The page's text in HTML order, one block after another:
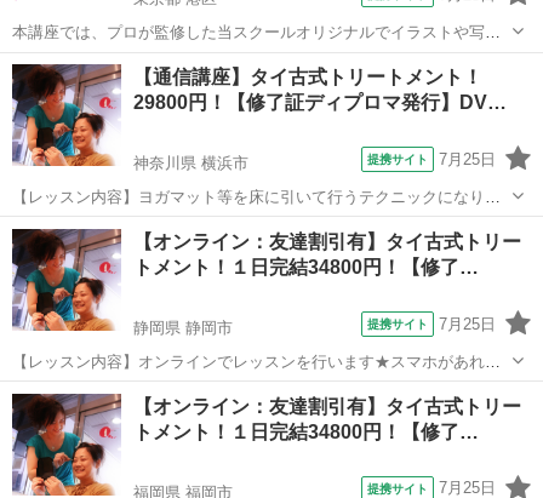
本講座では、プロが監修した当スクールオリジナルでイラストや写真
も添えた分かりやすいテキスト使用しています。 そのため、全く知識
が無い方からでも問題なく学ぶことができます。 プラチナコースの場
合、ご卒業と同時に資格が取得でき、...
東京 港区 その他
【通信講座】タイ古式トリートメント！
29800円！【修了証ディプロマ発行】DV…
神奈川県 横浜市 提携サイト 7月25日
【レッスン内容】ヨガマット等を床に引いて行うテクニックになりま
す。レッスンは学科と実技を行います。お客様は洋服を脱がずそのま
ま行います。お客様へ圧をゆっくり加えながら押していくテクニック
と、ヨガの要素を兼ね備えたストレッチを...
神奈川 横浜市 マッサージ
【オンライン：友達割引有】タイ古式トリー
トメント！１日完結34800円！【修了…
静岡県 静岡市 提携サイト 7月25日
【レッスン内容】オンラインでレッスンを行います★スマホがあれば
OKです！ヨガマット等を床に引いて行うテクニックになります。レッ
スンは学科と実技を行い、体感して頂きます。お客様は洋服を脱がず
そのまま行います。お客様へ圧をゆっく...
静岡 静岡市
【オンライン：友達割引有】タイ古式トリー
トメント！１日完結34800円！【修了…
福岡県 福岡市 提携サイト 7月25日